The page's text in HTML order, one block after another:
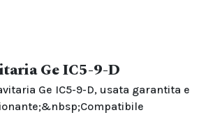
Ge IC5-9-D
Ge IC5-9-D, usata garantita e